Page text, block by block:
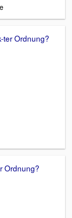
ter Ordnung?
Ordnung?